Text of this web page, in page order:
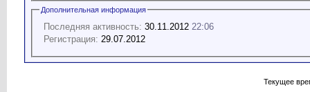
Дополнительная информация
Последняя активность: 30.11.2012 22:06
Регистрация: 29.07.2012
Текущее